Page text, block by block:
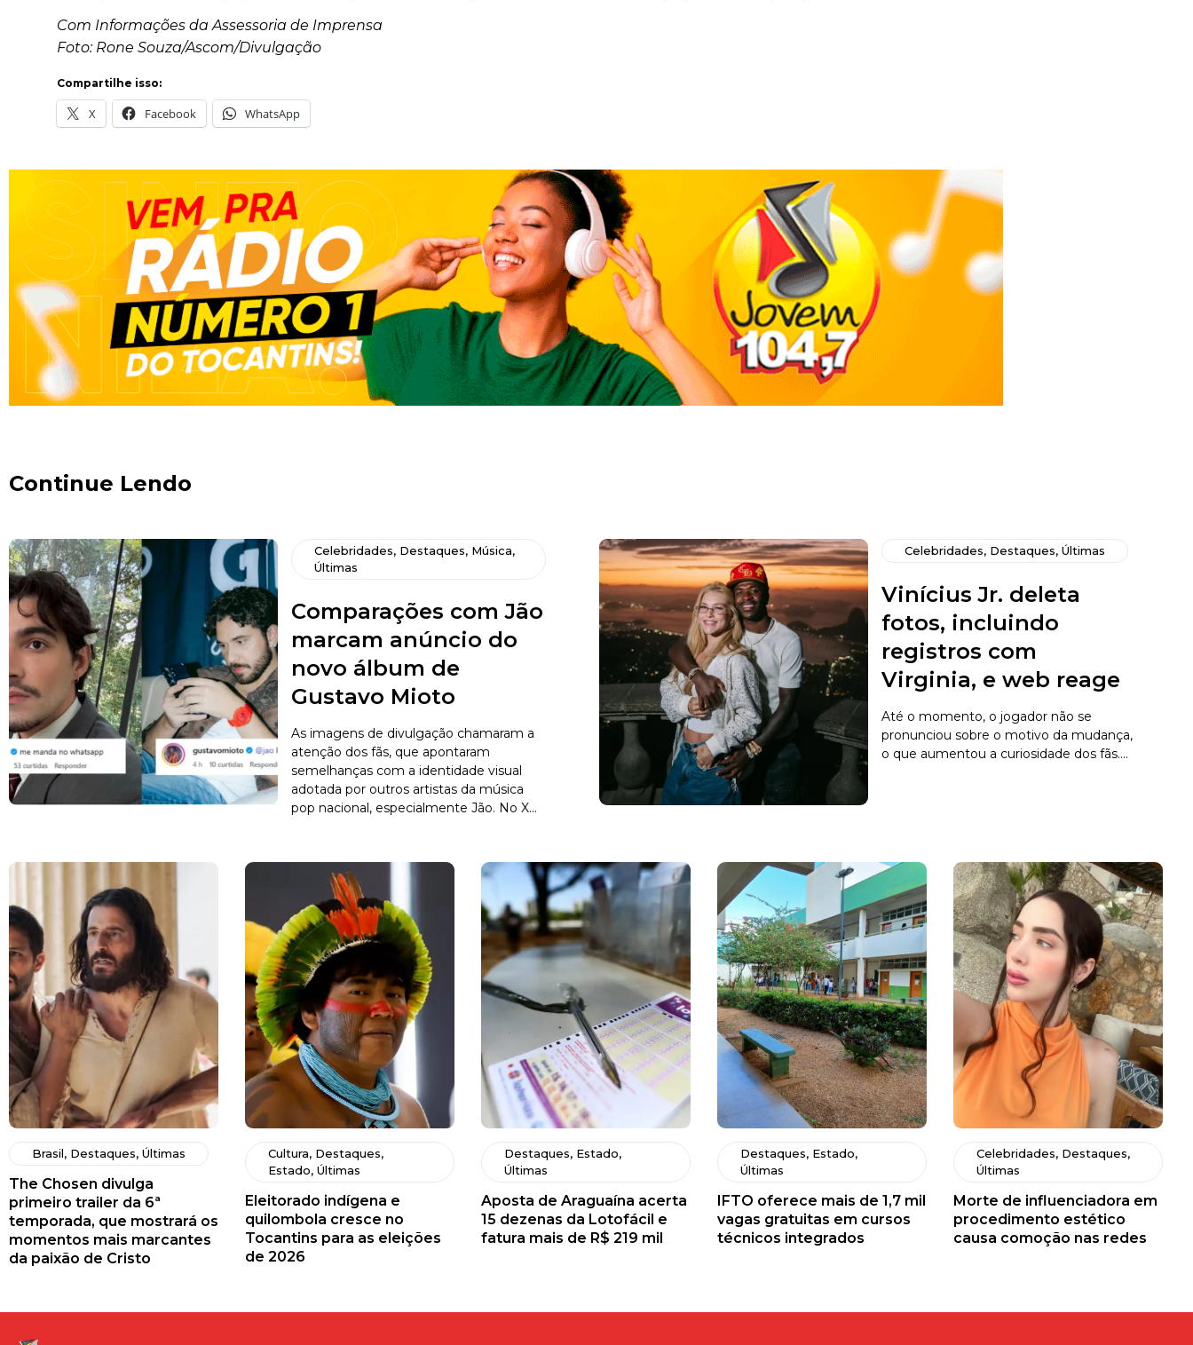
Com Informações da Assessoria de Imprensa
Foto: Rone Souza/Ascom/Divulgação
Compartilhe isso:
X Facebook WhatsApp
Continue Lendo
Celebridades, Destaques, Música,
Últimas
Comparações com Jão
marcam anúncio do
novo álbum de
Gustavo Mioto
As imagens de divulgação chamaram a
atenção dos fãs, que apontaram
semelhanças com a identidade visual
adotada por outros artistas da música
pop nacional, especialmente Jão. No X...
Celebridades, Destaques, Últimas
Vinícius Jr. deleta
fotos, incluindo
registros com
Virginia, e web reage
Até o momento, o jogador não se
pronunciou sobre o motivo da mudança,
o que aumentou a curiosidade dos fãs....
Brasil, Destaques, Últimas
The Chosen divulga
primeiro trailer da 6ª
temporada, que mostrará os
momentos mais marcantes
da paixão de Cristo
Cultura, Destaques,
Estado, Últimas
Eleitorado indígena e
quilombola cresce no
Tocantins para as eleições
de 2026
Destaques, Estado,
Últimas
Aposta de Araguaína acerta
15 dezenas da Lotofácil e
fatura mais de R$ 219 mil
Destaques, Estado,
Últimas
IFTO oferece mais de 1,7 mil
vagas gratuitas em cursos
técnicos integrados
Celebridades, Destaques,
Últimas
Morte de influenciadora em
procedimento estético
causa comoção nas redes